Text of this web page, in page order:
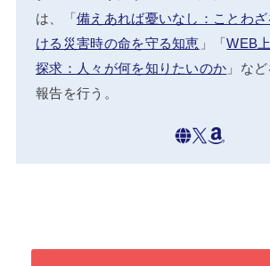
は、「備えあれば憂いなし：ことわ
ける災害時の命を守る知恵 」「WEB
探求：人々が何を知りたいのか 」な
報告を行う。